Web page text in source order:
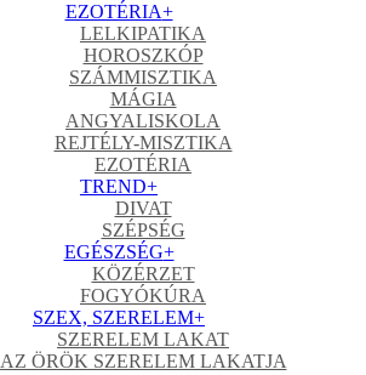
EZOTÉRIA+
LELKIPATIKA
HOROSZKÓP
SZÁMMISZTIKA
MÁGIA
ANGYALISKOLA
REJTÉLY-MISZTIKA
EZOTÉRIA
TREND+
DIVAT
SZÉPSÉG
EGÉSZSÉG+
KÖZÉRZET
FOGYÓKÚRA
SZEX, SZERELEM+
SZERELEM LAKAT
AZ ÖRÖK SZERELEM LAKATJA